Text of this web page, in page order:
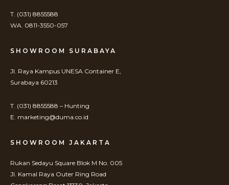
T. (031) 8855588
WA. 0811-3550-057
SHOWROOM SURABAYA
Jl. Raya Kampus UNESA Container E,
Surabaya 60213
T. (031) 8855588 – Hunting
E. marketing@duma.co.id
SHOWROOM JAKARTA
Rukan Sedayu Square Blok M No. 005
Jl. Kamal Raya Outer Ring Road